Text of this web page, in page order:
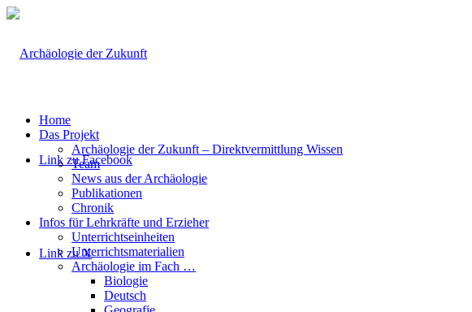
Link zu Facebook
Link zu X
Home
Das Projekt
Archäologie der Zukunft – Direktvermittlung Wissen
Team
News aus der Archäologie
Publikationen
Chronik
Infos für Lehrkräfte und Erzieher
Unterrichtseinheiten
Unterrichtsmaterialien
Archäologie im Fach …
Biologie
Deutsch